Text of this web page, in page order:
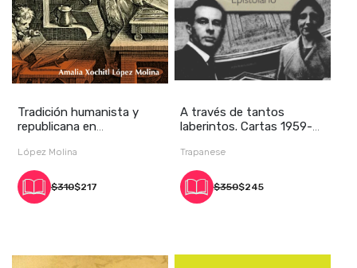
Tradición humanista y
republicana en
López Molina
$310$217
A través de tantos
laberintos. Cartas 1959-
Trapanese
$350$245